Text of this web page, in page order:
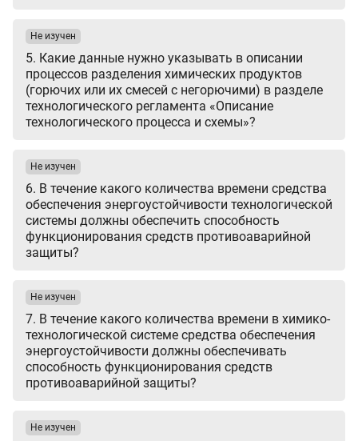
5. Какие данные нужно указывать в описании
процессов разделения химических продуктов
(горючих или их смесей с негорючими) в разделе
технологического регламента «Описание
технологического процесса и схемы»?
Не изучен
6. В течение какого количества времени средства
обеспечения энергоустойчивости технологической
системы должны обеспечить способность
функционирования средств противоаварийной
защиты?
Не изучен
7. В течение какого количества времени в химико-
технологической системе средства обеспечения
энергоустойчивости должны обеспечивать
способность функционирования средств
противоаварийной защиты?
Не изучен
Не изучен